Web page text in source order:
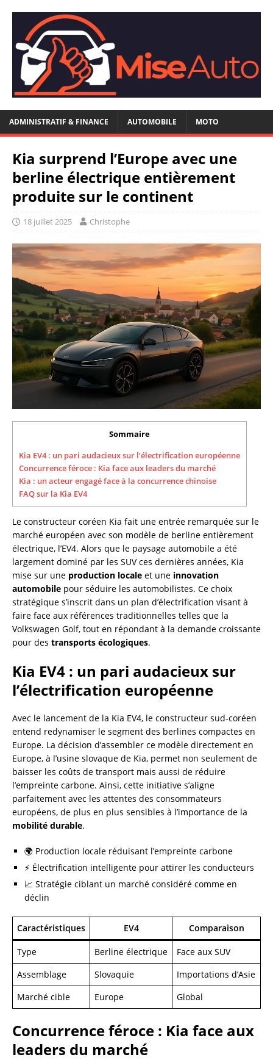
ADMINISTRATIF & FINANCE AUTOMOBILE MOTO
Kia surprend l’Europe avec une
berline électrique entièrement
produite sur le continent
18 juillet 2025 Christophe
Sommaire
Kia EV4 : un pari audacieux sur l’électrification européenne
Concurrence féroce : Kia face aux leaders du marché
Kia : un acteur engagé face à la concurrence chinoise
FAQ sur la Kia EV4
Le constructeur coréen Kia fait une entrée remarquée sur le
marché européen avec son modèle de berline entièrement
électrique, l’EV4. Alors que le paysage automobile a été
largement dominé par les SUV ces dernières années, Kia
mise sur une production locale et une innovation
automobile pour séduire les automobilistes. Ce choix
stratégique s’inscrit dans un plan d’électrification visant à
faire face aux références traditionnelles telles que la
Volkswagen Golf, tout en répondant à la demande croissante
pour des transports écologiques.
Kia EV4 : un pari audacieux sur
l’électrification européenne
Avec le lancement de la Kia EV4, le constructeur sud-coréen
entend redynamiser le segment des berlines compactes en
Europe. La décision d’assembler ce modèle directement en
Europe, à l’usine slovaque de Kia, permet non seulement de
baisser les coûts de transport mais aussi de réduire
l’empreinte carbone. Ainsi, cette initiative s’aligne
parfaitement avec les attentes des consommateurs
européens, de plus en plus sensibles à l’importance de la
mobilité durable.
🌍 Production locale réduisant l’empreinte carbone
⚡ Électrification intelligente pour attirer les conducteurs
📈 Stratégie ciblant un marché considéré comme en
déclin
Caractéristiques EV4 Comparaison
Type Berline électrique
Face aux SUV
Assemblage
Slovaquie
Importations d’Asie
Marché cible
Europe Global
Concurrence féroce : Kia face aux
leaders du marché